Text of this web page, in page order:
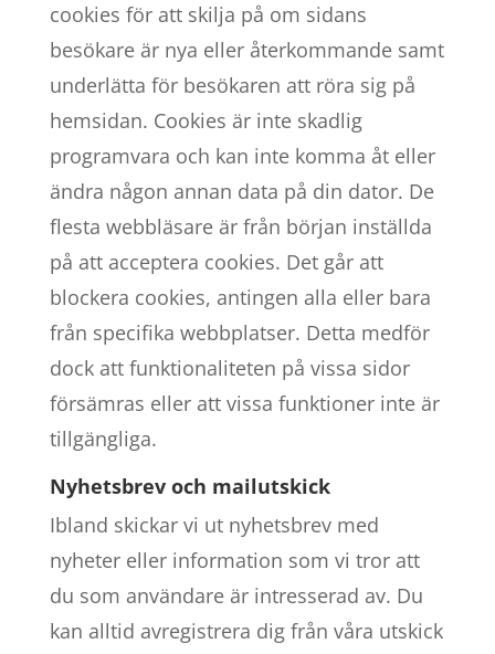
cookies för att skilja på om sidans
besökare är nya eller återkommande samt
underlätta för besökaren att röra sig på
hemsidan. Cookies är inte skadlig
programvara och kan inte komma åt eller
ändra någon annan data på din dator. De
flesta webbläsare är från början inställda
på att acceptera cookies. Det går att
blockera cookies, antingen alla eller bara
från specifika webbplatser. Detta medför
dock att funktionaliteten på vissa sidor
försämras eller att vissa funktioner inte är
tillgängliga.
Nyhetsbrev och mailutskick
Ibland skickar vi ut nyhetsbrev med
nyheter eller information som vi tror att
du som användare är intresserad av. Du
kan alltid avregistrera dig från våra utskick